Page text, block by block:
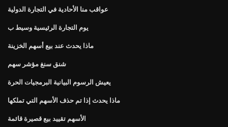
عواقب منا الأحادية في التجارة الدولية
يوم التجارة الرئيسية وسيط ب
ماذا يحدث عند بيع أسهم الخزينة
شنق سنغ مؤشر سهم
يعيش الرسوم البيانية البرمجيات الحرة
ماذا يحدث إذا تم حذف الأسهم التي تملكها
الأسهم تقييد بيع قصيرة قائمة